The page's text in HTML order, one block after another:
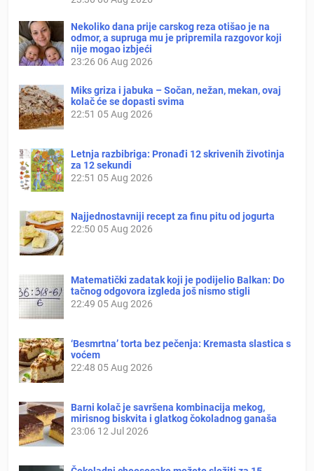
Nekoliko dana prije carskog reza otišao je na
odmor, a supruga mu je pripremila razgovor koji
nije mogao izbjeći
23:26 06 Aug 2026
Miks griza i jabuka – Sočan, nežan, mekan, ovaj
kolač će se dopasti svima
22:51 05 Aug 2026
Letnja razbibriga: Pronađi 12 skrivenih životinja
za 12 sekundi
22:51 05 Aug 2026
Najjednostavniji recept za finu pitu od jogurta
22:50 05 Aug 2026
Matematički zadatak koji je podijelio Balkan: Do
tačnog odgovora izgleda još nismo stigli
22:49 05 Aug 2026
‘Besmrtna’ torta bez pečenja: Kremasta slastica s
voćem
22:48 05 Aug 2026
Barni kolač je savršena kombinacija mekog,
mirisnog biskvita i glatkog čokoladnog ganaša
23:06 12 Jul 2026